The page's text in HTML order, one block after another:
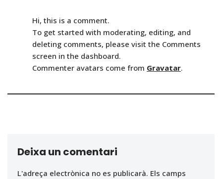
Hi, this is a comment.
To get started with moderating, editing, and
deleting comments, please visit the Comments
screen in the dashboard.
Commenter avatars come from Gravatar.
Deixa un comentari
L'adreça electrònica no es publicarà. Els camps